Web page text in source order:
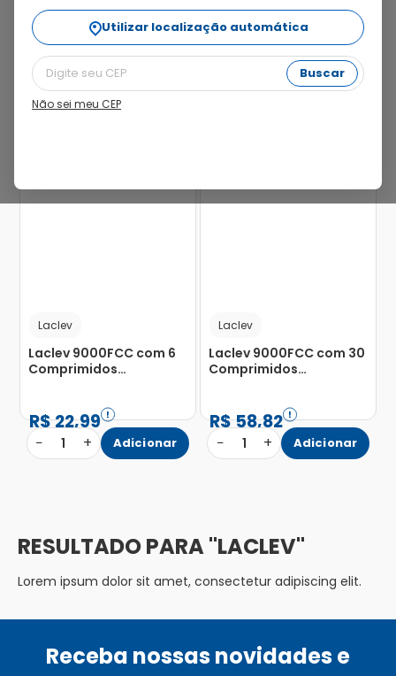
Utilizar localização automática
Buscar
Não sei meu CEP
Ordenar Por
relevância
20%
Laclev
Laclev 9000FCC com 6
Comprimidos
R$22,99
− 1 + Adicionar
Laclev
Laclev 9000FCC com 30
Comprimidos
R$58,82
− 1 + Adicionar
LACLEV
Lorem ipsum dolor sit amet, consectetur adipiscing elit.
Receba nossas novidades e